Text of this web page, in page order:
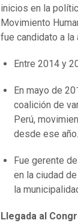
inicios en la
Movimiento
fue candidato a la
Entre 2014 y
En mayo de
coalición de
Perú,
desde ese año.
Fue gerente
en la ciudad
la
Llegada al